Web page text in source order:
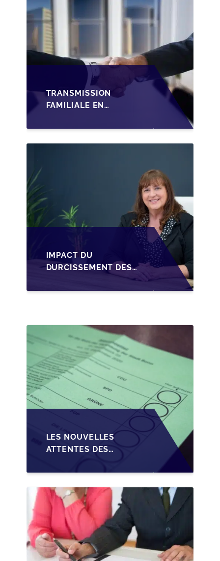
TRANSMISSION
FAMILIALE EN
STRUCTURER LA
CESSION DES PARTS
IMPACT DU
DURCISSEMENT DES
CRÉDIT SUR LA
LES NOUVELLES
ATTENTES DES
TRANSMISSION DES
PME BELGES